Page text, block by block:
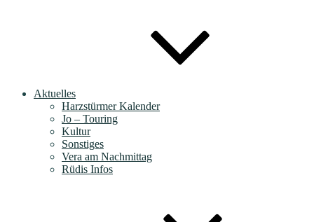
Aktuelles
Harzstürmer Kalender
Jo – Touring
Kultur
Sonstiges
Vera am Nachmittag
Rüdis Infos